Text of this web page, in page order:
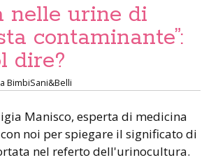
nelle urine di
contaminante”:
dire?
BimbiSani&Belli
Manisco, esperta di medicina
noi per spiegare il significato di
nel referto dell'urinocultura.